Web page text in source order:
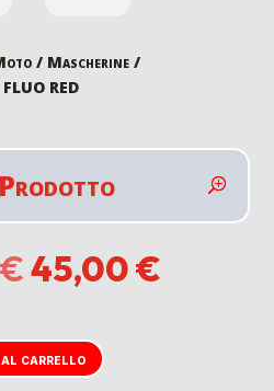
/ Mascherine /
RED
€Il
prezzo
era:
50,00 €.
45,00€Il
prezzo
al carrello